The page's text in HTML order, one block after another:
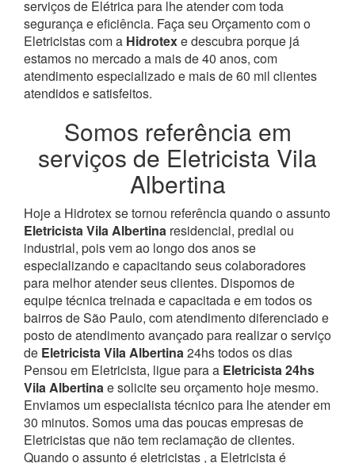
serviços de Elétrica para lhe atender com toda
segurança e eficiência. Faça seu Orçamento com o
Eletricistas com a Hidrotexe descubra porque já
estamos no mercado a mais de 40 anos, com
atendimento especializado e mais de 60 mil clientes
atendidos e satisfeitos.
Somos referência em
serviços de Eletricista Vila
Albertina
Hoje a Hidrotex se tornou referência quando o assunto
Eletricista Vila Albertina residencial, predial ou
industrial, pois vem ao longo dos anos se
especializando e capacitando seus colaboradores
para melhor atender seus clientes. Dispomos de
equipe técnica treinada e capacitada e em todos os
bairros de São Paulo, com atendimento diferenciado e
posto de atendimento avançado para realizar o serviço
de Eletricista Vila Albertina24hs todos os dias
Pensou em Eletricista, ligue para a Eletricista 24hs
Vila Albertinae solicite seu orçamento hoje mesmo.
Enviamos um especialista técnico para lhe atender em
30 minutos. Somos uma das poucas empresas de
Eletricistas que não tem reclamação de clientes.
Quando o assunto é eletricistas , a Eletricista é